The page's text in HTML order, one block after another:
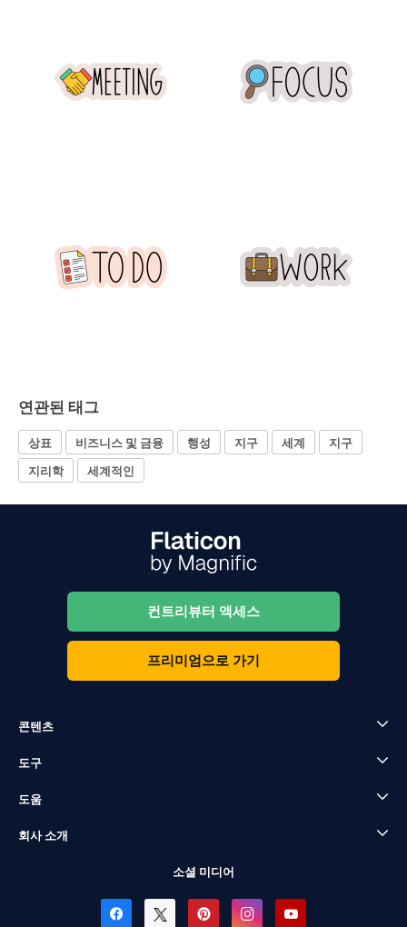
연관된 태그
상표 비즈니스 및 금융 행성 지구 세계
지구
지리학
세계적인
컨트리뷰터 액세스
프리미엄으로 가기
콘텐츠
도구
도움
회사 소개
소셜 미디어